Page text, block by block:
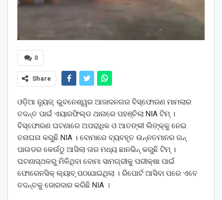
0
Share
ଓଡ଼ିଆ ନ୍ୟୁଜ୍: ଭୁବନେଶ୍ୱର ଆଜାଦନଗର ବିସ୍ଫୋରଣ ମାମଲାର
ତଦନ୍ତ ପାଇଁ ଏୟାରଫିଲ୍ଡ ଥାନାରେ ପହଞ୍ଚିଲା NIA ଟିମ୍ ।
ବିସ୍ଫୋରଣ ଘଟଣାରେ ଅପରାଧିକ ଓ ଆତଙ୍କୀ ଲିଙ୍କ୍‌କୁ ନେଇ
ତନାଘନା କରୁଛି NIA । ବୋମାରେ ବ୍ୟବହୃତ ଉନ୍ନତମାନର ଗନ୍
ପାଉଡର କେଉଁଠୁ ଆସିଲା ତାର ମଧ୍ୟ ଛାନଭିନ୍ କରୁଛି ଟିମ୍ ।
ଘଟଣାସ୍ଥଳରୁ ମିଳିଥିବା ବୋମା ସାମଗ୍ରୀକୁ ପରୀକ୍ଷା ପାଇଁ
ଫୋରେନସିକ୍ ଲ୍ୟାବ୍ ପଠାଯାଇଥିଲା । ରିପୋର୍ଟ ଆସିବା ପରେ ଏବେ
ତଦନ୍ତକୁ ଜୋରଦାର କରିଛି NIA ।